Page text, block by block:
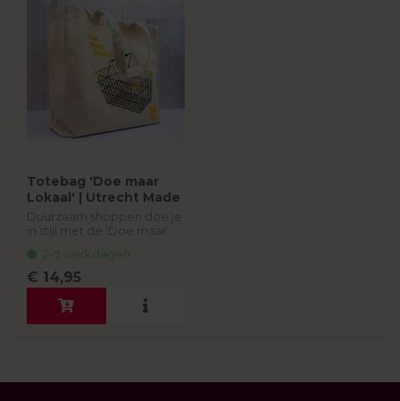
Totebag 'Doe maar
Lokaal' | Utrecht Made
Duurzaam shoppen doe je
in stijl met de ‘Doe maar
praktisch én een ode aan
lokaal Utrecht. Ideaal voor
je boodschappen of een
dagje...
2-5 werkdagen
€ 14,95